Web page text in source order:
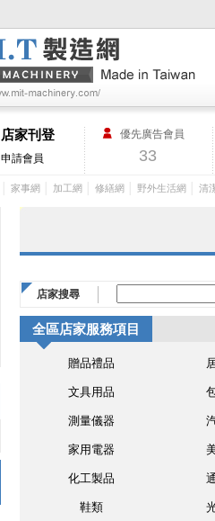
店家刊登
申請會員
優先廣告會員
33
家事網 加工網 修繕網 野外生活網 清
店家搜尋
全區店家服務項目
贈品禮品
文具用品
測量儀器
家用電器
化工製品
鞋類